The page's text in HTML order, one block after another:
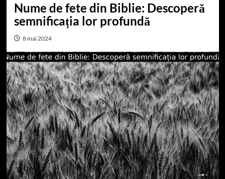
Nume de fete din Biblie: Descoperă
semnificația lor profundă
8 mai 2024